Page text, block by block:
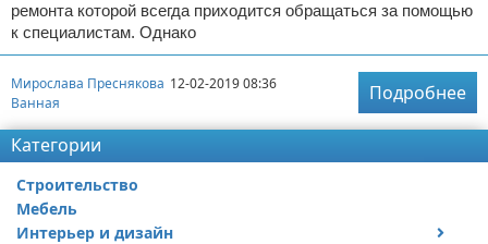
ремонта которой всегда приходится обращаться за помощью
к специалистам. Однако
Мирослава Преснякова 12-02-2019 08:36
Ванная
Подробнее
Категории
Строительство
Мебель
Интерьер и дизайн